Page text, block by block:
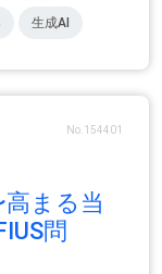
生成AI
No.154401
まる当
問